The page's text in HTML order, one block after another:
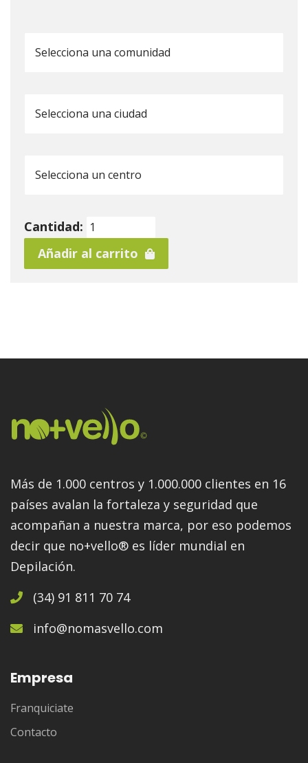
Cantidad:
Añadir al carrito
Más de 1.000 centros y 1.000.000 clientes en 16
países avalan la fortaleza y seguridad que
acompañan a nuestra marca, por eso podemos
decir que no+vello® es líder mundial en
Depilación.
(34) 91 811 70 74
info@nomasvello.com
Empresa
Franquiciate
Contacto